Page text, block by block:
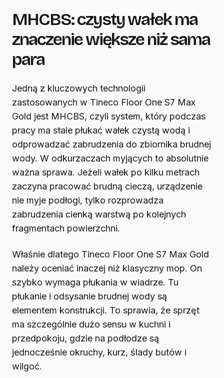
MHCBS: czysty wałek ma
znaczenie większe niż sama
para
Jedną z kluczowych technologii
zastosowanych w Tineco Floor One S7 Max
Gold jest MHCBS, czyli system, który podczas
pracy ma stale płukać wałek czystą wodą i
odprowadzać zabrudzenia do zbiornika brudnej
wody. W odkurzaczach myjących to absolutnie
ważna sprawa. Jeżeli wałek po kilku metrach
zaczyna pracować brudną cieczą, urządzenie
nie myje podłogi, tylko rozprowadza
zabrudzenia cienką warstwą po kolejnych
fragmentach powierzchni.
Właśnie dlatego Tineco Floor One S7 Max Gold
należy oceniać inaczej niż klasyczny mop. On
szybko wymaga płukania w wiadrze. Tu
płukanie i odsysanie brudnej wody są
elementem konstrukcji. To sprawia, że sprzęt
ma szczególnie dużo sensu w kuchni i
przedpokoju, gdzie na podłodze są
jednocześnie okruchy, kurz, ślady butów i
wilgoć.